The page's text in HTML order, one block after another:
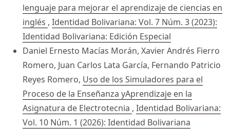
lenguaje para mejorar el aprendizaje de ciencias en
inglés , Identidad Bolivariana: Vol. 7 Núm. 3 (2023):
Identidad Bolivariana: Edición Especial
Daniel Ernesto Macías Morán, Xavier Andrés Fierro
Romero, Juan Carlos Lata García, Fernando Patricio
Reyes Romero, Uso de los Simuladores para el
Proceso de la Enseñanza yAprendizaje en la
Asignatura de Electrotecnia , Identidad Bolivariana:
Vol. 10 Núm. 1 (2026): Identidad Bolivariana